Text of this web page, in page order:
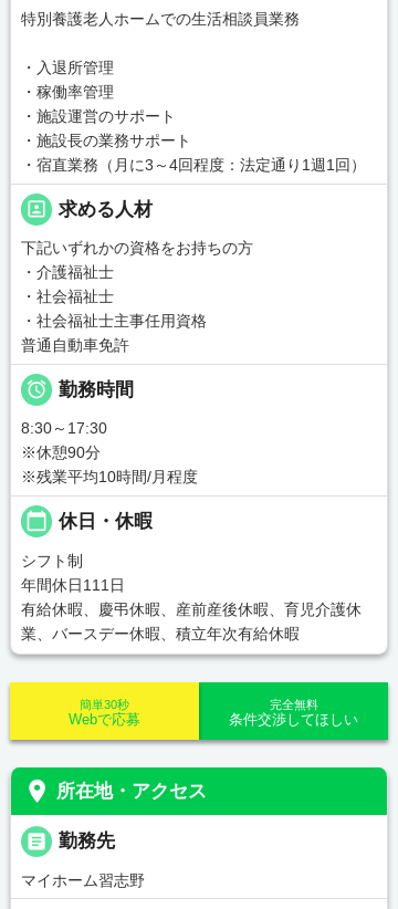
特別養護老人ホームでの生活相談員業務
・入退所管理
・稼働率管理
・施設運営のサポート
・施設長の業務サポート
・宿直業務（月に3～4回程度：法定通り1週1回）
portrait 求める人材
下記いずれかの資格をお持ちの方
・介護福祉士
・社会福祉士
・社会福祉士主事任用資格
普通自動車免許
 勤務時間
8:30～17:30
※休憩90分
※残業平均10時間/月程度
calendar_today 休日・休暇
シフト制
年間休日111日
有給休暇、慶弔休暇、産前産後休暇、育児介護休
業、バースデー休暇、積立年次有給休暇
完全無料
条件交渉してほしい
簡単30秒
Webで応募
place 所在地・アクセス
_pin
勤務先
マイホーム習志野